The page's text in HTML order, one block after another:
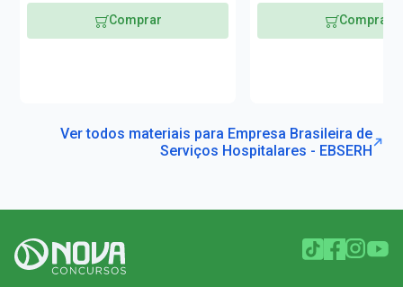
Comprar Comprar
Ver todos materiais para Empresa Brasileira de
Serviços Hospitalares - EBSERH